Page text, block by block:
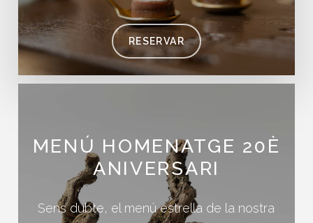
RESERVAR
MENÚ HOMENATGE 20È
ANIVERSARI
Sens dubte, el menú estrella de la nostra